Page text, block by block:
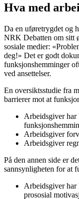
Hva med
Da en uføretrygdet og
NRK Debatten om sitt
sosiale medier:
deg!» Det er godt
funksjonshemminger
ved ansettelser.
En oversiktsstudie fra
barrierer mot at
Arbeidsgiver
Arbeidsgiver
Arbeidsgiver
På den annen side er
sannsynligheten for at
Arbeidsgiver har
prososial